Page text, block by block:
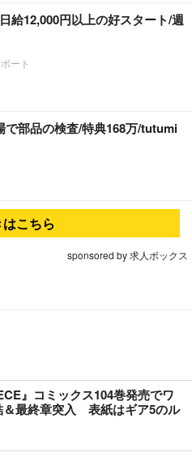
給12,000円以上の好スタート/週
ート
で部品の検査/特典168万/tutumi
こちら
sponsored by 求人ボックス
』コミックス104巻発売でワ
＆最終章突入 表紙はギア5のル